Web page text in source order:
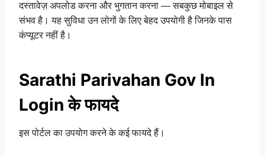
दस्तावेज़ अपलोड करना और भुगतान करना — सबकुछ मोबाइल से
संभव है। यह सुविधा उन लोगों के लिए बेहद उपयोगी है जिनके पास
कंप्यूटर नहीं है।
Sarathi Parivahan Gov In
Login के फायदे
इस पोर्टल का उपयोग करने के कई फायदे हैं।